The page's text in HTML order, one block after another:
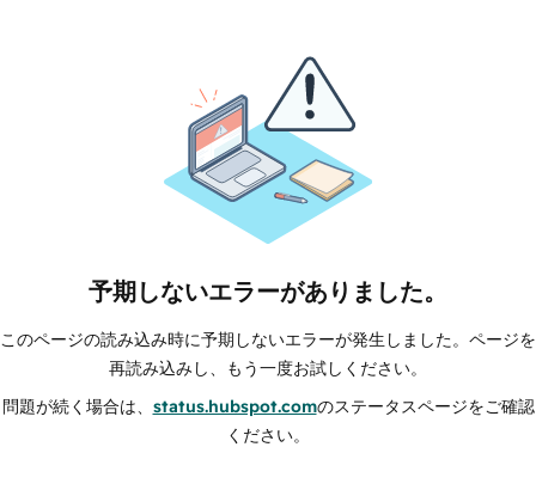
予期しないエラーがありました。
このページの読み込み時に予期しないエラーが発生しました。ページを
再読み込みし、もう一度お試しください。
問題が続く場合は、 status.hubspot.comのステータスページをご確認
ください。